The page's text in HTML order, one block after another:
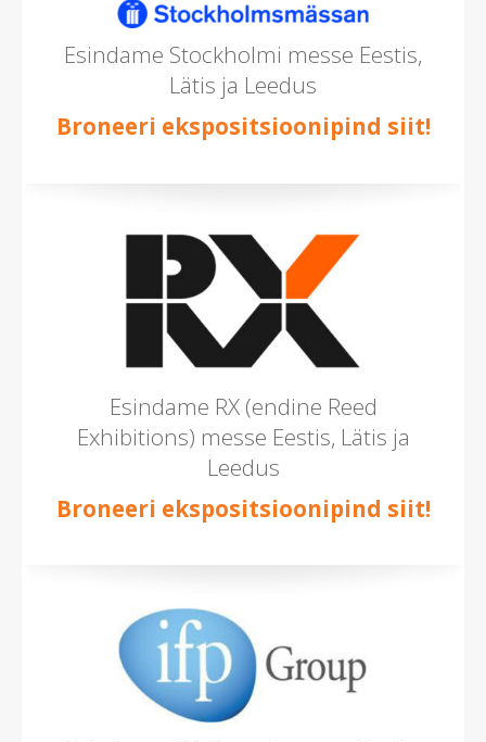
Esindame Stockholmi messe Eestis,
Lätis ja Leedus
Broneeri ekspositsioonipind siit!
Esindame RX (endine Reed
Exhibitions) messe Eestis, Lätis ja
Leedus
Broneeri ekspositsioonipind siit!